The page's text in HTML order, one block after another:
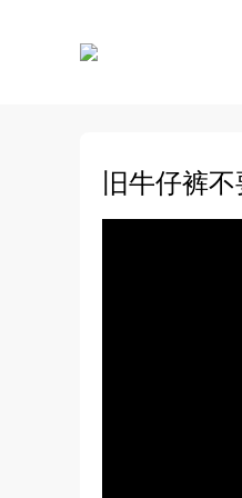
旧牛仔裤